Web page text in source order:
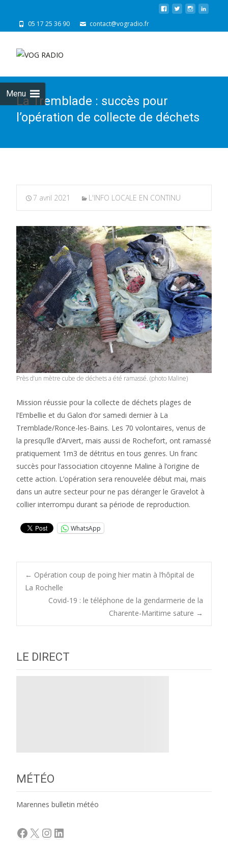
05 17 25 36 90 contact@vogradio.fr
Menu
La Tremblade : succès pour
l’opération de collecte de déchets
7 avril 2021 L'INFO LOCALE EN CONTINU
Près d’un mètre cube de déchets a été ramassé. (photo Maline)
Mission réussie pour la collecte de déchets plages de
l’Embellie et du Galon d’or samedi dernier à La
Tremblade/Ronce-les-Bains. Les 70 volontaires, venus de
la presqu’île d’Arvert, mais aussi de Rochefort, ont ramassé
pratiquement 1m3 de détritus en tous genres. Un franc
succès pour l’association citoyenne Maline à l’origine de
cette action. L’opération sera renouvelée début mai, mais
dans un autre secteur pour ne pas déranger le Gravelot à
collier interrompu durant sa période de reproduction.
WhatsApp
Post
navigation
← Opération coup de poing hier matin à l’hôpital de
La Rochelle
Covid-19 : le téléphone de la gendarmerie de la
Charente-Maritime sature →
LE DIRECT
MÉTÉO
Marennes bulletin météo
Facebook
X Instagram
LinkedIn